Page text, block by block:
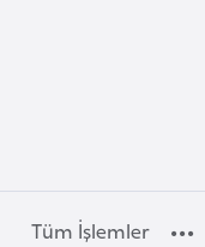
Tüm İşlemler